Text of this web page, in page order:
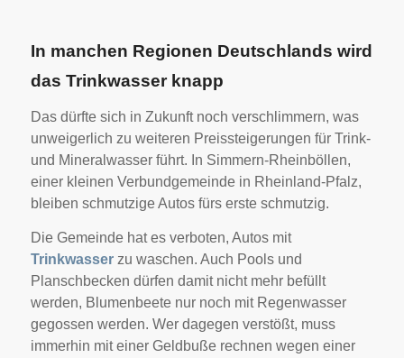
In manchen Regionen Deutschlands wird
das Trinkwasser knapp
Das dürfte sich in Zukunft noch verschlimmern, was
unweigerlich zu weiteren Preissteigerungen für Trink-
und Mineralwasser führt. In Simmern-Rheinböllen,
einer kleinen Verbundgemeinde in Rheinland-Pfalz,
bleiben schmutzige Autos fürs erste schmutzig.
Die Gemeinde hat es verboten, Autos mit
Trinkwasserzu waschen. Auch Pools und
Planschbecken dürfen damit nicht mehr befüllt
werden, Blumenbeete nur noch mit Regenwasser
gegossen werden. Wer dagegen verstößt, muss
immerhin mit einer Geldbuße rechnen wegen einer